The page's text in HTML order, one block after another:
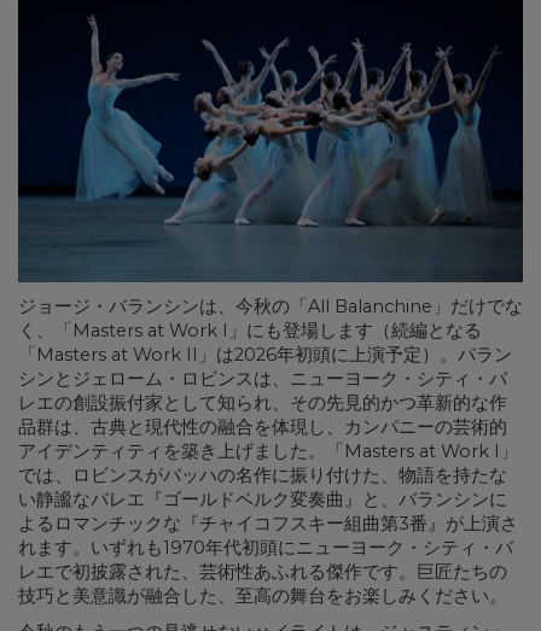
ジョージ・バランシンは、今秋の「All Balanchine」だけでな
く、「Masters at Work I」にも登場します（続編となる
「Masters at Work II」は2026年初頭に上演予定）。バラン
シンとジェローム・ロビンスは、ニューヨーク・シティ・バ
レエの創設振付家として知られ、その先見的かつ革新的な作
品群は、古典と現代性の融合を体現し、カンパニーの芸術的
アイデンティティを築き上げました。「Masters at Work I」
では、ロビンスがバッハの名作に振り付けた、物語を持たな
い静謐なバレエ『ゴールドベルク変奏曲』と、バランシンに
よるロマンチックな『チャイコフスキー組曲第3番』が上演さ
れます。いずれも1970年代初頭にニューヨーク・シティ・バ
レエで初披露された、芸術性あふれる傑作です。巨匠たちの
技巧と美意識が融合した、至高の舞台をお楽しみください。